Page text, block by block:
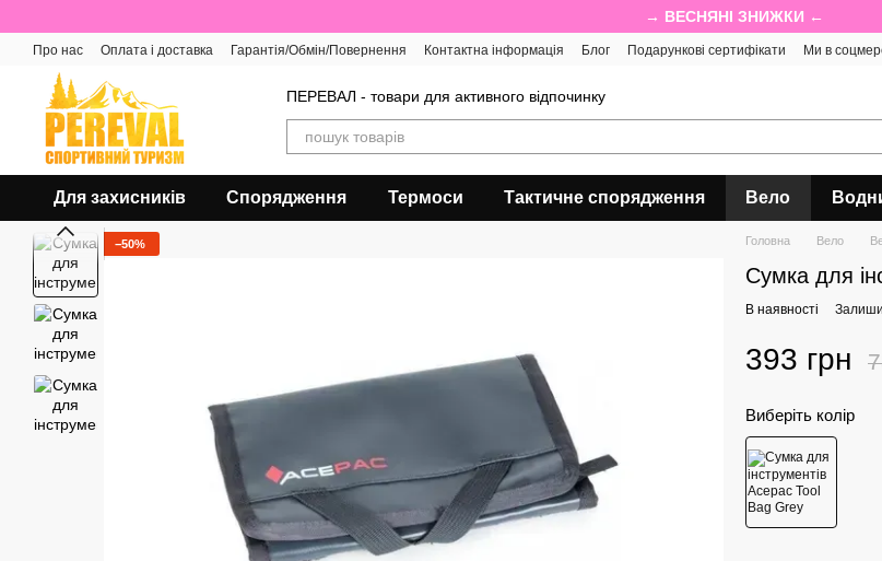
→ ВЕСНЯНІ ЗНИЖКИ ←
Про нас Оплата і доставка Гарантія/Обмін/Повернення Контактна інформація Блог Подарункові сертифікати
Ми в
Відгуки про магазин
ПЕРЕВАЛ - товари для активного відпочинку
Для захисників Спорядження Термоси Тактичне спорядження Вело
−50% Головна Вело
Сумка для
В наявності
393 грн
Виберіть колір